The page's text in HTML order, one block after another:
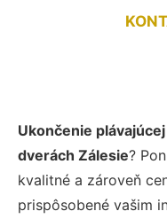
Ukončenie
dverách Zálesie?
kvalitné a zároveň
prispôsobené vašim